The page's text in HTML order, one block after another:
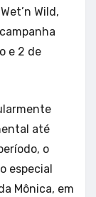
Wild,
e 2 de
até
o
especial
Mônica, em